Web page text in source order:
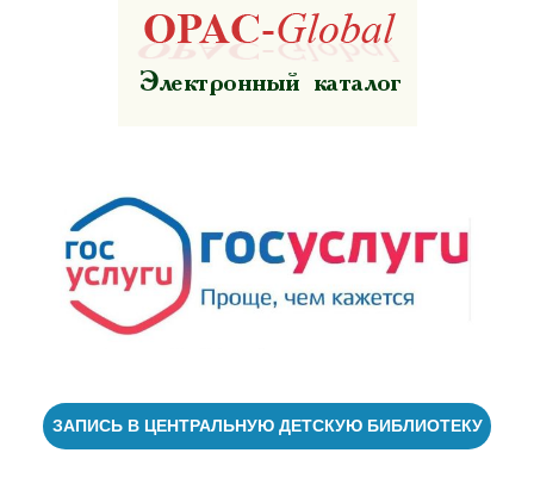
ЗАПИСЬ В ЦЕНТРАЛЬНУЮ ДЕТСКУЮ БИБЛИОТЕКУ